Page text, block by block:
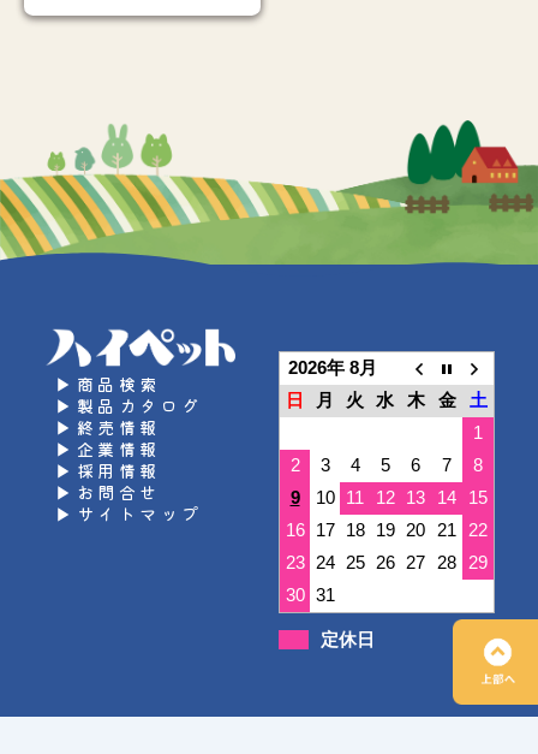
▶商品検索
▶製品カタログ
▶終売情報
▶企業情報
▶採用情報
▶お問合せ
▶サイトマップ
2026年 8月
日
月 火 水 木 金
土
1
2
3 4 5 6 7
8
9
10 11 12 13 14
15
16
17 18 19 20 21
22
23 24 25 26 27 28
29
30 31
定休日